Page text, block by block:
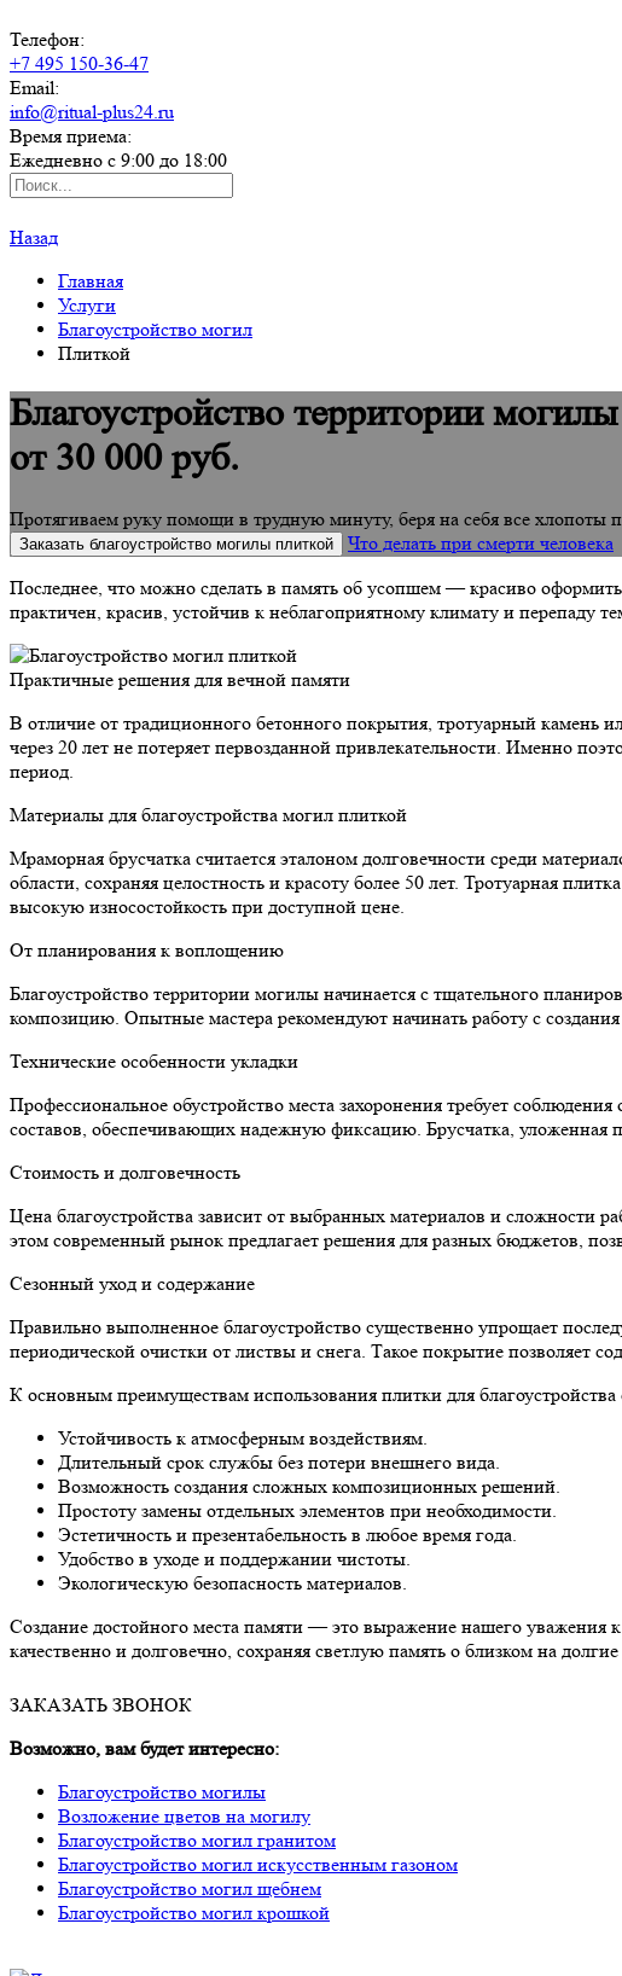
Телефон:
+7 495 150-36-47
Email:
info@ritual-plus24.ru
Время приема:
Ежедневно с 9:00 до 18:00
Назад
Главная
Услуги
Благоустройство могил
Плиткой
Благоустройство территории
от 30 000 руб.
Протягиваем руку помощи в трудную минуту, беря на себя все хлопоты
Заказать благоустройство могилы плиткой
Что делать при смерти человека
Последнее, что можно сделать в память об усопшем — красиво
практичен, красив, устойчив к неблагоприятному климату и перепаду
Практичные решения для вечной памяти
В отличие от традиционного бетонного покрытия, тротуарный камень
через 20 лет не потеряет первозданной привлекательности. Именно
период.
Материалы для благоустройства могил плиткой
Мраморная брусчатка считается эталоном долговечности среди
области, сохраняя целостность и красоту более 50 лет. Тротуарная
высокую износостойкость при доступной цене.
От планирования к воплощению
Благоустройство территории могилы начинается с тщательного
композицию. Опытные мастера рекомендуют начинать работу с
Технические особенности укладки
Профессиональное обустройство места захоронения требует
составов, обеспечивающих надежную фиксацию. Брусчатка, уложенная
Стоимость и долговечность
Цена благоустройства зависит от выбранных материалов и сложности
этом современный рынок предлагает решения для разных бюджетов,
Сезонный уход и содержание
Правильно выполненное благоустройство существенно упрощает
периодической очистки от листвы и снега. Такое покрытие позволяет
К основным преимуществам использования плитки для благоустройства
Устойчивость к атмосферным воздействиям.
Длительный срок службы без потери внешнего вида.
Возможность создания сложных композиционных решений.
Простоту замены отдельных элементов при необходимости.
Эстетичность и презентабельность в любое время года.
Удобство в уходе и поддержании чистоты.
Экологическую безопасность материалов.
Создание достойного места памяти — это выражение нашего
качественно и долговечно, сохраняя светлую память о близком на
ЗАКАЗАТЬ ЗВОНОК
Возможно, вам будет интересно:
Благоустройство могилы
Возложение цветов на могилу
Благоустройство могил гранитом
Благоустройство могил искусственным газоном
Благоустройство могил щебнем
Благоустройство могил крошкой